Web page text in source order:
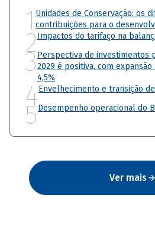
1 Unidades de Conservação: os
contribuições para o
2Impactos do tarifaço na
3Perspectiva de investimentos
2029 é positiva, com
4,5%
4Envelhecimento e transição
5 Desempenho operacional do
Ver mais